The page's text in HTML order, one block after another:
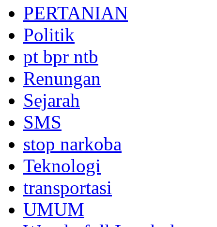
PERTANIAN
Politik
pt bpr ntb
Renungan
Sejarah
SMS
stop narkoba
Teknologi
transportasi
UMUM